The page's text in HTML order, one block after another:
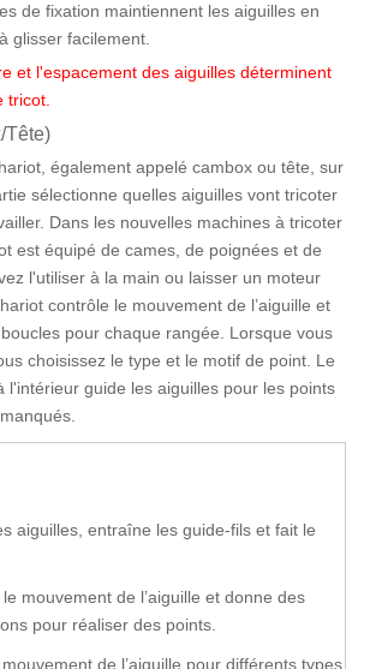
de fixation maintiennent les aiguilles en
glisser facilement.
et l'espacement des aiguilles déterminent
tricot.
Tête)
également appelé cambox ou tête, sur
sélectionne quelles aiguilles vont tricoter
Dans les nouvelles machines à tricoter
est équipé de cames, de poignées et de
l'utiliser à la main ou laisser un moteur
contrôle le mouvement de l’aiguille et
pour chaque rangée. Lorsque vous
choisissez le type et le motif de point. Le
l'intérieur guide les aiguilles pour les points
aiguilles, entraîne les guide-fils et fait le
mouvement de l’aiguille et donne des
pour réaliser des points.
de l’aiguille pour différents types